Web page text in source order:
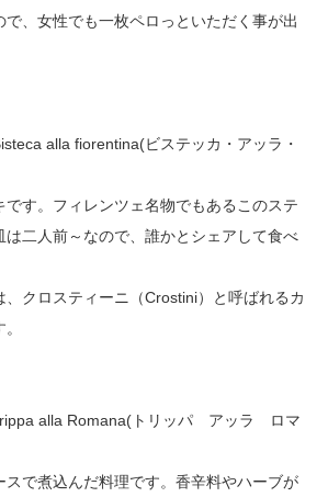
で、女性でも一枚ペロっといただく事が出
alla fiorentina(ビステッカ・アッラ・
す。フィレンツェ名物でもあるこのステ
は二人前～なので、誰かとシェアして食べ
、クロスティーニ（Crostini）と呼ばれるカ
alla Romana(トリッパ アッラ ロマ
スで煮込んだ料理です。香辛料やハーブが